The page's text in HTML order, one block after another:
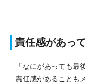
責任感があっ
「なにがあっても最
責任感があることも